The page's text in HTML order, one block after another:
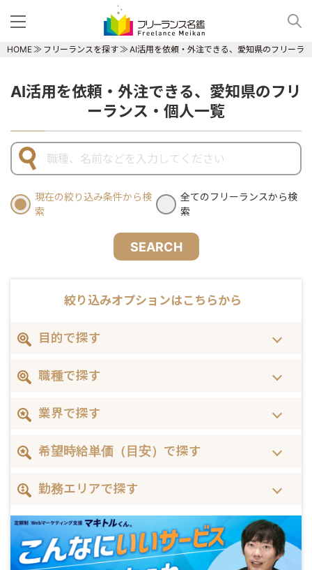
HOME フリーランスを探す AI活用を依頼・外注できる、愛知県のフリーラ
AI活用を依頼・外注できる、愛知県のフリ
ーランス・個人一覧
現在の絞り込み条件から検
索
全てのフリーランスから検
索
SEARCH
絞り込みオプションはこちらから
目的で探す
職種で探す
業界で探す
希望時給単価（目安）で探す
勤務エリアで探す